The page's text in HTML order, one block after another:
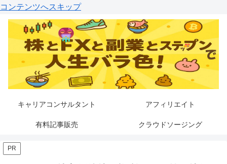
コンテンツへスキップ
キャリアコンサルタント アフィリエイト
有料記事販売 クラウドソージング
PR